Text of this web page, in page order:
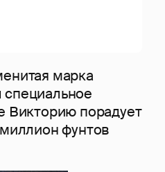
марка
Викторию порадует
фунтов